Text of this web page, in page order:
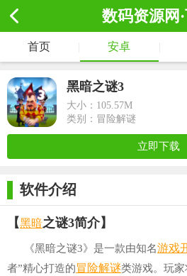
数码资源网
首页 安卓
黑暗之谜3
大小： 105.57M
类别：冒险解谜
立即下载
软件介绍
【黑暗之谜3简介】
《黑暗之谜3》是一款由知名游戏
者”精心打造的冒险解谜类游戏。玩